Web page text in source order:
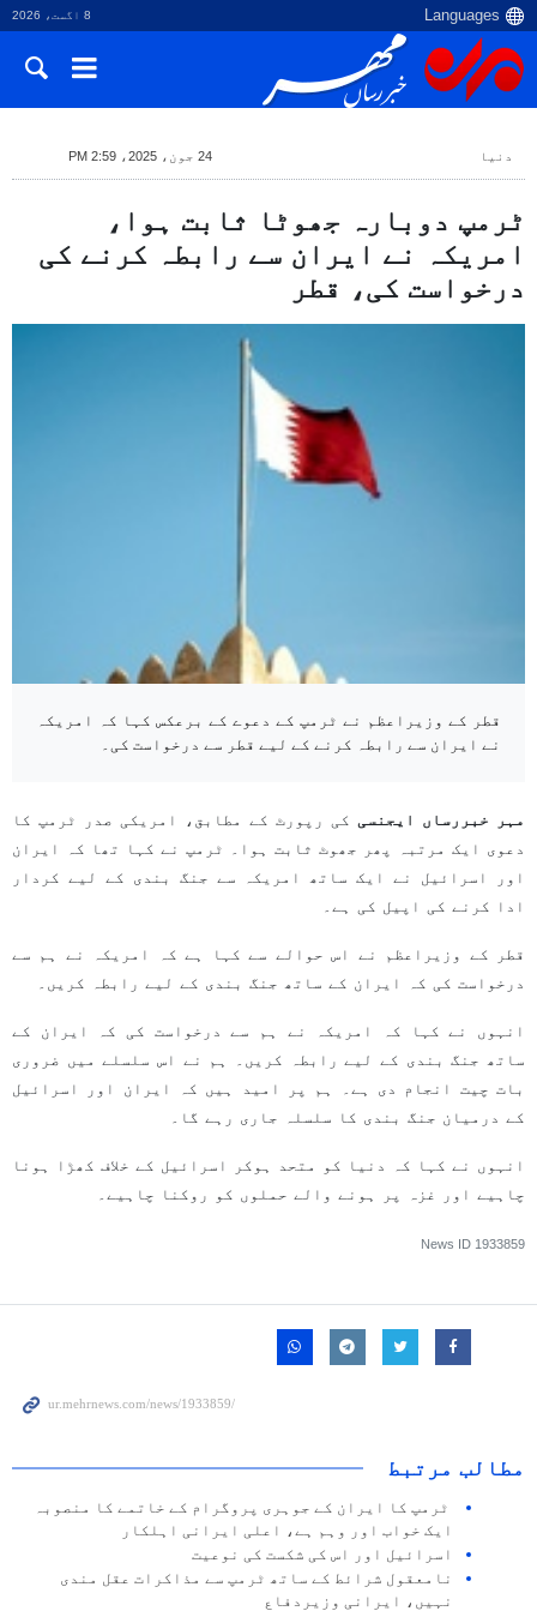
8 اگست، 2026
دنیا 24 جون، 2025، 2:59 PM
ٹرمپ دوبارہ جھوٹا ثابت ہوا،
امریکہ نے ایران سے رابطہ کرنے کی
درخواست کی، قطر
قطر کے وزیراعظم نے ٹرمپ کے دعوے کے برعکس کہا کہ امریکہ
نے ایران سے رابطہ کرنے کے لیے قطر سے درخواست کی۔
مہر خبررساں ایجنسی کی رپورٹ کے مطابق، امریکی صدر ٹرمپ کا
دعوی ایک مرتبہ پھر جھوٹ ثابت ہوا۔ ٹرمپ نے کہا تھا کہ ایران
اور اسرائیل نے ایک ساتھ امریکہ سے جنگ بندی کے لیے کردار
ادا کرنے کی اپیل کی ہے۔
قطر کے وزیراعظم نے اس حوالے سے کہا ہے کہ امریکہ نے ہم سے
درخواست کی کہ ایران کے ساتھ جنگ بندی کے لیے رابطہ کریں۔
انہوں نے کہا کہ امریکہ نے ہم سے درخواست کی کہ ایران کے
ساتھ جنگ بندی کے لیے رابطہ کریں۔ ہم نے اس سلسلے میں ضروری
بات چیت انجام دی ہے۔ ہم پر امید ہیں کہ ایران اور اسرائیل
کے درمیان جنگ بندی کا سلسلہ جاری رہے گا۔
انہوں نے کہا کہ دنیا کو متحد ہوکر اسرائیل کے خلاف کھڑا ہونا
چاہیے اور غزہ پر ہونے والے حملوں کو روکنا چاہیے۔
News ID 1933859
مطالب مرتبط
ٹرمپ کا ایران کے جوہری پروگرام کے خاتمے کا منصوبہ
ایک خواب اور وہم ہے، اعلی ایرانی اہلکار
اسرائیل اور اس کی شکست کی نوعیت
نامعقول شرائط کے ساتھ ٹرمپ سے مذاکرات عقل مندی
نہیں، ایرانی وزیردفاع